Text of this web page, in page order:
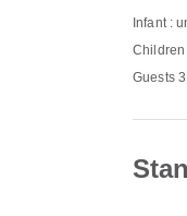
Infant :
Children
Guests